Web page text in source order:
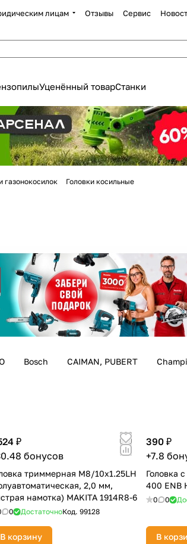
лицам Отзывы Сервис
Уценённый товарСтанки
газонокосилок Головки косильные
Bosch CAIMAN, PUBERT
₽
бонусов
триммерная M8/10x1.25LH
2,0 мм,
намотка) MAKITA 1914R8-6
0 ДостаточноКод. 99128
В корзину
390 ₽
+7.8
Головка
400 ENB
0 0
В
сегодня только
выбранный способом